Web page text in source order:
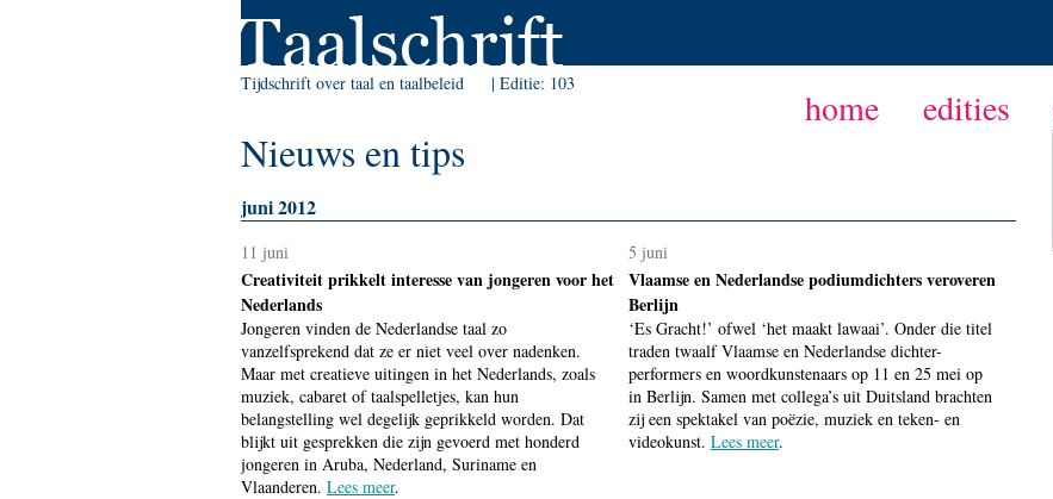
Skip to Navigation
Tijdschrift over taal en taalbeleid Editie: 103
home edities
Nieuws en tips
juni 2012
11 juni
Creativiteit prikkelt interesse van jongeren voor het
Nederlands
Jongeren vinden de Nederlandse taal zo
vanzelfsprekend dat ze er niet veel over nadenken.
Maar met creatieve uitingen in het Nederlands, zoals
muziek, cabaret of taalspelletjes, kan hun
belangstelling wel degelijk geprikkeld worden. Dat
blijkt uit gesprekken die zijn gevoerd met honderd
jongeren in Aruba, Nederland, Suriname en
Vlaanderen. Lees meer.
5 juni
Vlaamse en Nederlandse podiumdichters veroveren
Berlijn
‘Es Gracht!’ ofwel ‘het maakt lawaai’. Onder die titel
traden twaalf Vlaamse en Nederlandse dichter-
performers en woordkunstenaars op 11 en 25 mei op
in Berlijn. Samen met collega’s uit Duitsland brachten
zij een spektakel van poëzie, muziek en teken- en
videokunst. Lees meer.